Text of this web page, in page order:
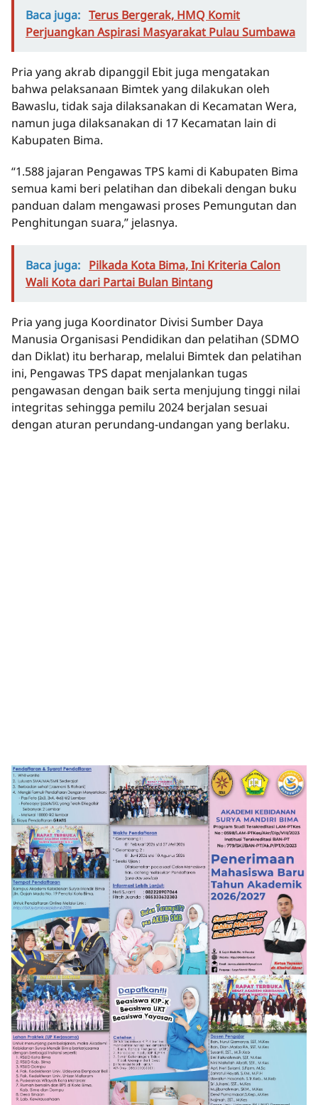
Baca juga: Terus Bergerak, HMQ Komit
Perjuangkan Aspirasi Masyarakat Pulau Sumbawa
Pria yang akrab dipanggil Ebit juga mengatakan
bahwa pelaksanaan Bimtek yang dilakukan oleh
Bawaslu, tidak saja dilaksanakan di Kecamatan Wera,
namun juga dilaksanakan di 17 Kecamatan lain di
Kabupaten Bima.
“1.588 jajaran Pengawas TPS kami di Kabupaten Bima
semua kami beri pelatihan dan dibekali dengan buku
panduan dalam mengawasi proses Pemungutan dan
Penghitungan suara,” jelasnya.
Baca juga: Pilkada Kota Bima, Ini Kriteria Calon
Wali Kota dari Partai Bulan Bintang
Pria yang juga Koordinator Divisi Sumber Daya
Manusia Organisasi Pendidikan dan pelatihan (SDMO
dan Diklat) itu berharap, melalui Bimtek dan pelatihan
ini, Pengawas TPS dapat menjalankan tugas
pengawasan dengan baik serta menjujung tinggi nilai
integritas sehingga pemilu 2024 berjalan sesuai
dengan aturan perundang-undangan yang berlaku.